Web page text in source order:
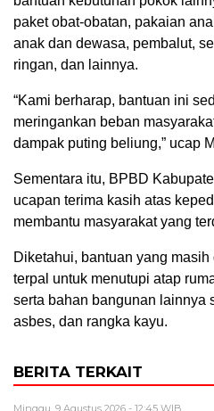
paket obat-obatan, pakaian
anak dan dewasa, pembalut,
ringan, dan lainnya.
“Kami berharap, bantuan ini
meringankan beban
dampak puting beliung,” ucap
Sementara itu, BPBD
ucapan terima kasih atas
membantu masyarakat yang
Diketahui, bantuan yang
terpal untuk menutupi atap
serta bahan bangunan lainnya
asbes, dan rangka kayu.
BERITA TERKAIT
Minggu, 9 Agustus 2026 - 12:45 WIB